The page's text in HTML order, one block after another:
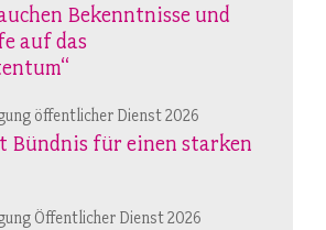
Bekenntnisse und
auf das
öffentlicher Dienst 2026
Bündnis für einen starken
Öffentlicher Dienst 2026